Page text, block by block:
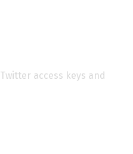
Twitter access keys and